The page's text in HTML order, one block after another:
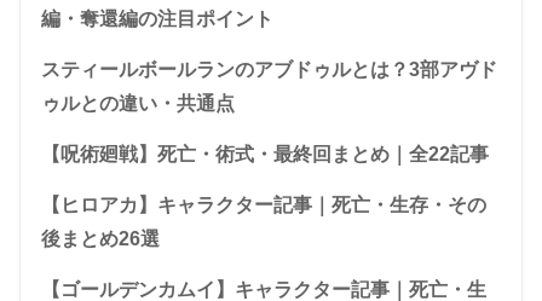
編・奪還編の注目ポイント
スティールボールランのアブドゥルとは？3部アヴド
ゥルとの違い・共通点
【呪術廻戦】死亡・術式・最終回まとめ｜全22記事
【ヒロアカ】キャラクター記事｜死亡・生存・その
後まとめ26選
【ゴールデンカムイ】キャラクター記事｜死亡・生